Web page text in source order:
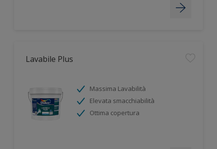
Lavabile Plus
Massima Lavabilità
Elevata smacchiabilità
Ottima copertura